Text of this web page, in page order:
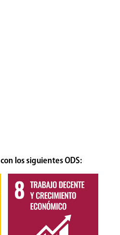
los siguientes ODS: